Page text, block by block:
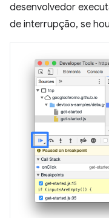
desenvolvedor
de interrupção, se